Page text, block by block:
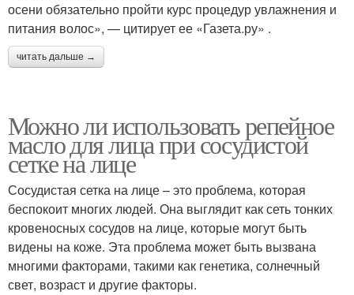
осени обязательно пройти курс процедур увлажнения и
питания волос», — цитирует ее «Газета.ру» .
читать дальше →
Можно ли использовать репейное
масло для лица при сосудистой
сетке на лице
Сосудистая сетка на лице – это проблема, которая
беспокоит многих людей. Она выглядит как сеть тонких
кровеносных сосудов на лице, которые могут быть
видены на коже. Эта проблема может быть вызвана
многими факторами, такими как генетика, солнечный
свет, возраст и другие факторы.